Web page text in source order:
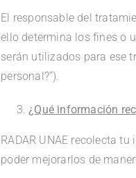
El responsable del
ello determina los fines o
serán utilizados para ese
personal?”).
¿Qué información
RADAR UNAE recolecta
poder mejorarlos de